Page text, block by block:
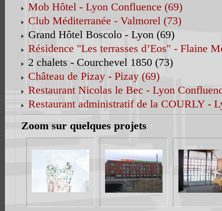
Mob Hôtel - Lyon Confluence (69)
Club Méditerranée - Valmorel (73)
Grand Hôtel Boscolo - Lyon (69)
Résidence "Les terrasses d’Eos" - Flaine
2 chalets - Courchevel 1850 (73)
Château de Pizay - Pizay (69)
Restaurant Nicolas le Bec - Lyon
Restaurant administratif de la COURLY -
Zoom sur quelques projets